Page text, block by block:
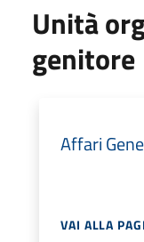
Unità
genitore
Affari
VAI ALLA